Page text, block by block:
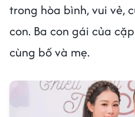
trong hòa bình, vui vẻ,
con. Ba con gái của
cùng bố và mẹ.